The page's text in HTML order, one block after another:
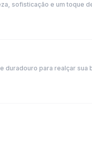
sofisticação e um toque
para realçar sua